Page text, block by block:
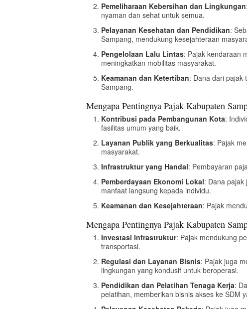
Pemeliharaan Kebersihan dan Lingkungan
nyaman dan sehat untuk semua.
Pelayanan Kesehatan dan Pendidikan:
Sampang, mendukung kesejahteraan
Pengelolaan Lalu Lintas: Pajak kendaraan
meningkatkan mobilitas masyarakat.
Keamanan dan Ketertiban: Dana dari pajak
Sampang.
Mengapa Pentingnya Pajak Kabupaten
Kontribusi pada Pembangunan Kota:
fasilitas umum yang baik.
Layanan Publik yang Berkualitas: Pajak
masyarakat.
Infrastruktur yang Handal: Pembayaran
Pemberdayaan Ekonomi Lokal: Dana
manfaat langsung kepada individu.
Keamanan dan Kesejahteraan: Pajak
Mengapa Pentingnya Pajak Kabupaten
Investasi Infrastruktur: Pajak mendukung
transportasi.
Regulasi dan Layanan Bisnis: Pajak juga
lingkungan yang kondusif untuk beroperasi.
Pendidikan dan Pelatihan Tenaga Kerja:
pelatihan, memberikan bisnis akses ke SDM